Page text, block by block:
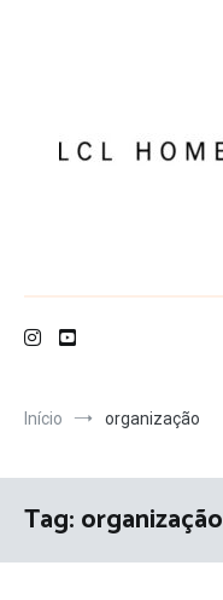
Início organização
Tag:organização